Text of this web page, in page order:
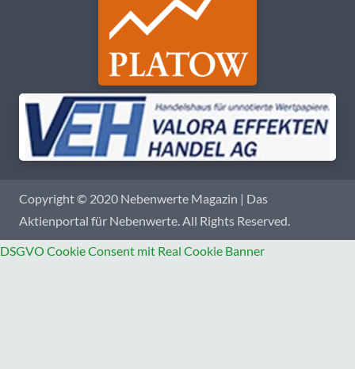
Copyright © 2020 Nebenwerte Magazin | Das
Aktienportal für Nebenwerte. All Rights Reserved.
DSGVO Cookie Consent mit Real Cookie Banner